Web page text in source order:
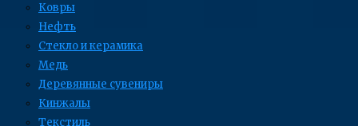
Ковры
Нефть
Стекло и керамика
Медь
Деревянные сувениры
Кинжалы
Текстиль